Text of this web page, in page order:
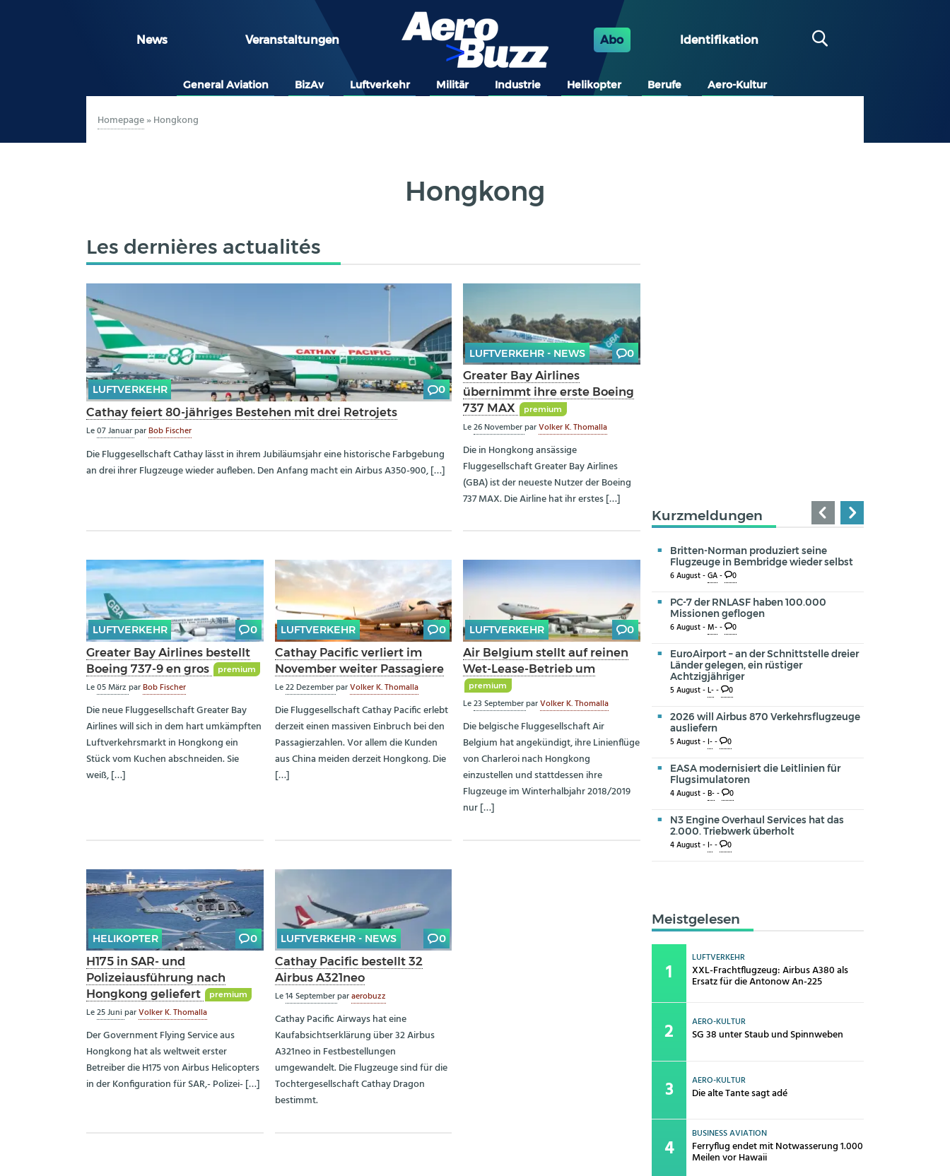
News Veranstaltungen Abo Identifikation
General Aviation BizAv Luftverkehr Militär Industrie Helikopter Berufe Aero-Kultur
Homepage»Hongkong
Hongkong
Les dernières actualités
LUFTVERKEHR 0
Cathay feiert 80-jähriges Bestehen mit drei Retrojets
Le07 JanuarparBob Fischer
Die Fluggesellschaft Cathay lässt in ihrem Jubiläumsjahr eine historische Farbgebung
an drei ihrer Flugzeuge wieder aufleben. Den Anfang macht ein Airbus A350-900, […]
LUFTVERKEHR - NEWS 0
Greater Bay Airlines
übernimmt ihre erste Boeing
737 MAX
premium
Le26 NovemberparVolker K. Thomalla
Die in Hongkong ansässige
Fluggesellschaft Greater Bay Airlines
(GBA) ist der neueste Nutzer der Boeing
737 MAX. Die Airline hat ihr erstes […]
LUFTVERKEHR 0
Greater Bay Airlines bestellt
Boeing 737-9 en gros
premium
Le05 März parBob Fischer
Die neue Fluggesellschaft Greater Bay
Airlines will sich in dem hart umkämpften
Luftverkehrsmarkt in Hongkong ein
Stück vom Kuchen abschneiden. Sie
weiß, […]
LUFTVERKEHR 0
Cathay Pacific verliert im
November weiter Passagiere
Le22 DezemberparVolker K. Thomalla
Die Fluggesellschaft Cathay Pacific erlebt
derzeit einen massiven Einbruch bei den
Passagierzahlen. Vor allem die Kunden
aus China meiden derzeit Hongkong. Die
[…]
LUFTVERKEHR 0
Air Belgium stellt auf reinen
Wet-Lease-Betrieb um
premium
Le23 SeptemberparVolker K. Thomalla
Die belgische Fluggesellschaft Air
Belgium hat angekündigt, ihre Linienflüge
von Charleroi nach Hongkong
einzustellen und stattdessen ihre
Flugzeuge im Winterhalbjahr 2018/2019
nur […]
HELIKOPTER 0
H175 in SAR- und
Polizeiausführung nach
Hongkong geliefert
premium
Le25 Juni parVolker K. Thomalla
Der Government Flying Service aus
Hongkong hat als weltweit erster
Betreiber die H175 von Airbus Helicopters
in der Konfiguration für SAR,- Polizei- […]
LUFTVERKEHR - NEWS 0
Cathay Pacific bestellt 32
Airbus A321neo
Le14 Septemberparaerobuzz
Cathay Pacific Airways hat eine
Kaufabsichtserklärung über 32 Airbus
A321neo in Festbestellungen
umgewandelt. Die Flugzeuge sind für die
Tochtergesellschaft Cathay Dragon
bestimmt.
Kurzmeldungen
Britten-Norman produziert seine
Flugzeuge in Bembridge wieder selbst
6 August -GA- 0
PC-7 der RNLASF haben 100.000
Missionen geflogen
6 August -M-- 0
EuroAirport – an der Schnittstelle dreier
Länder gelegen, ein rüstiger
Achtzigjähriger
5 August -L-- 0
2026 will Airbus 870 Verkehrsflugzeuge
ausliefern
5 August -I-- 0
EASA modernisiert die Leitlinien für
Flugsimulatoren
4 August -B-- 0
N3 Engine Overhaul Services hat das
2.000. Triebwerk überholt
4 August -I-- 0
Meistgelesen
LUFTVERKEHR
XXL-Frachtflugzeug: Airbus A380 als
Ersatz für die Antonow An-225
AERO-KULTUR
SG 38 unter Staub und Spinnweben
AERO-KULTUR
Die alte Tante sagt adé
BUSINESS AVIATION
Ferryflug endet mit Notwasserung 1.000
Meilen vor Hawaii